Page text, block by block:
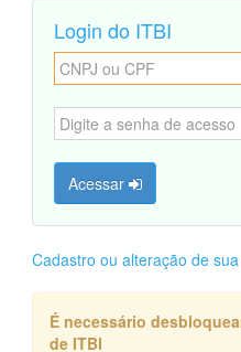
Login do ITBI
Acessar
Cadastro ou alteração de
É necessário
de ITBI